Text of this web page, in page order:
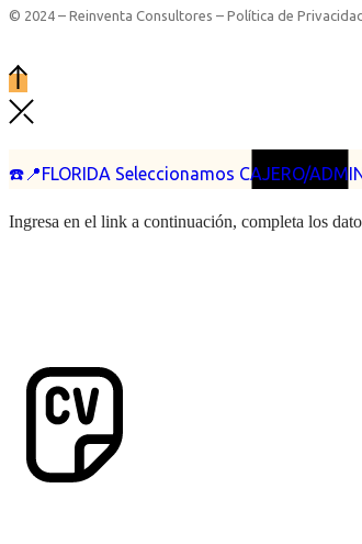
☎️📍FLORIDA Seleccionamos CAJERO/
© 2024 – Reinventa Consultores – Política de
Ingresa en el link a continuación, completa los